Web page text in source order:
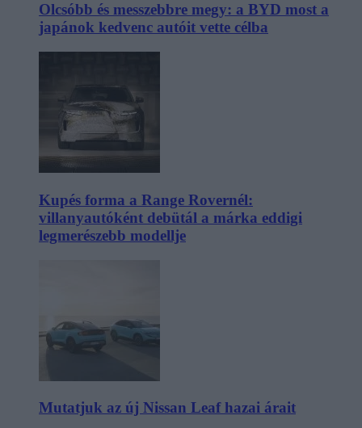
Olcsóbb és messzebbre megy: a BYD most a
japánok kedvenc autóit vette célba
Kupés forma a Range Rovernél:
villanyautóként debütál a márka eddigi
legmerészebb modellje
Mutatjuk az új Nissan Leaf hazai árait